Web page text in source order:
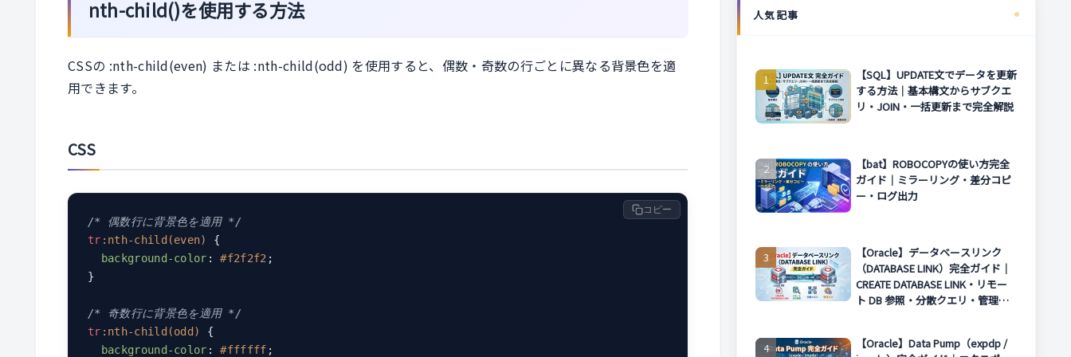
nth-child()を使用する方法
CSSの :nth-child(even) または :nth-child(odd) を使用すると、偶数・奇数の行ごとに異なる背景色を適
用できます。
CSS
/* 偶数行に背景色を適用 */
tr :nth-child(even)
{
background-color : #f2f2f2 ;
}
/* 奇数行に背景色を適用 */
tr :nth-child(odd)
{
background-color : #ffffff ;
コピー
人気記事
【SQL】UPDATE文でデータを更新
する方法｜基本構文からサブクエ
リ・JOIN・一括更新まで完全解説
【bat】ROBOCOPYの使い方完全
ガイド｜ミラーリング・差分コピ
ー・ログ出力
【Oracle】データベースリンク
（DATABASE LINK）完全ガイド｜
CREATE DATABASE LINK・リモー
ト DB 参照・分散クエリ・管理方
【Oracle】Data Pump（expdp /